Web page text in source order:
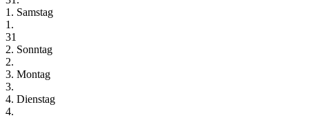
1. Samstag
1.
31
2. Sonntag
2.
3. Montag
3.
4. Dienstag
4.